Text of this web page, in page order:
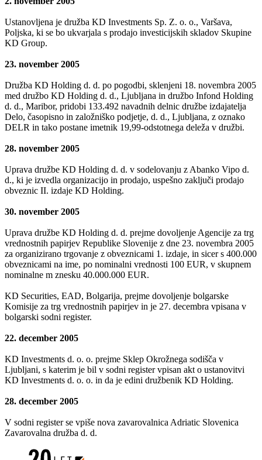
Ustanovljena je družba KD Investments Sp. Z. o. o., Varšava,
Poljska, ki se bo ukvarjala s prodajo investicijskih skladov Skupine
KD Group.
23. november 2005
Družba KD Holding d. d. po pogodbi, sklenjeni 18. novembra 2005
med družbo KD Holding d. d., Ljubljana in družbo Infond Holding
d. d., Maribor, pridobi 133.492 navadnih delnic družbe izdajatelja
Delo, časopisno in založniško podjetje, d. d., Ljubljana, z oznako
DELR in tako postane imetnik 19,99-odstotnega deleža v družbi.
28. november 2005
Uprava družbe KD Holding d. d. v sodelovanju z Abanko Vipo d.
d., ki je izvedla organizacijo in prodajo, uspešno zaključi prodajo
obveznic II. izdaje KD Holding.
30. november 2005
Uprava družbe KD Holding d. d. prejme dovoljenje Agencije za trg
vrednostnih papirjev Republike Slovenije z dne 23. novembra 2005
za organizirano trgovanje z obveznicami 1. izdaje, in sicer s 400.000
obveznicami na ime, po nominalni vrednosti 100 EUR, v skupnem
nominalne m znesku 40.000.000 EUR.
KD Securities, EAD, Bolgarija, prejme dovoljenje bolgarske
Komisije za trg vrednostnih papirjev in je 27. decembra vpisana v
bolgarski sodni register.
22. december 2005
KD Investments d. o. o. prejme Sklep Okrožnega sodišča v
Ljubljani, s katerim je bil v sodni register vpisan akt o ustanovitvi
KD Investments d. o. o. in da je edini družbenik KD Holding.
28. december 2005
V sodni register se vpiše nova zavarovalnica Adriatic Slovenica
Zavarovalna družba d. d.